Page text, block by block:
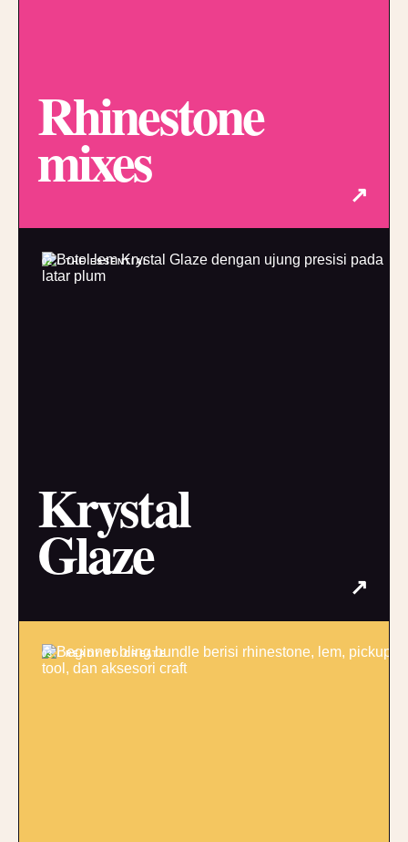
Rhinestone
mixes ↗
02 / THE ESSENTIAL
Krystal
Glaze ↗
03 / READY TO CREATE